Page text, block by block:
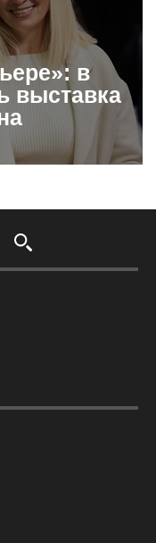
в
выставка